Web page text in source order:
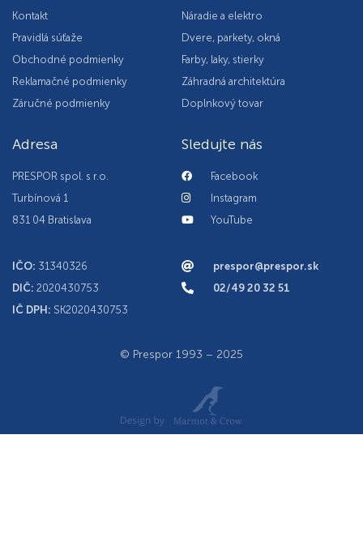
Kontakt
Pravidlá súťaže
Obchodné podmienky
Reklamačné podmienky
Záručné podmienky
Náradie a elektro
Dvere, parkety, okná
Farby, laky, stierky
Záhradná architektúra
Doplnkový tovar
Adresa
PRESPOR spol. s r.o.
Turbínová 1
831 04 Bratislava
IČO: 31340326
DIČ: 2020430753
IČ DPH: SK2020430753
Sledujte nás
Facebook
Instagram
YouTube
prespor@prespor.sk
02/49 20 32 51
© Prespor 1993 – 2025